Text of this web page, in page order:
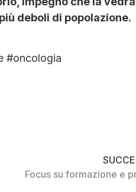
deboli di popolazione.
#oncologia
Focus su formazione e